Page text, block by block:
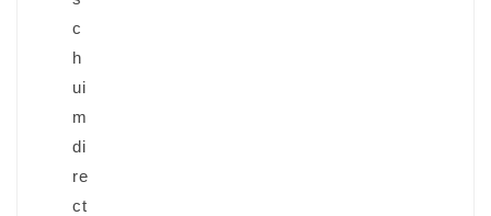
c
h
ui
m
di
re
ct